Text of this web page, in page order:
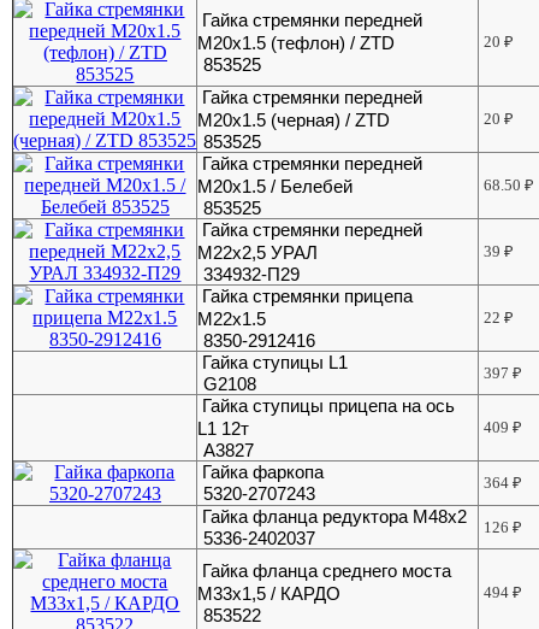
Гайка стремянки передней
М20х1.5 (тефлон) / ZTD
853525
20₽
Гайка стремянки передней
М20х1.5 (черная) / ZTD
853525
20₽
Гайка стремянки передней
М20х1.5 / Белебей
853525
68.50₽
Гайка стремянки передней
М22х2,5 УРАЛ
334932-П29
39₽
Гайка стремянки прицепа
М22х1.5
8350-2912416
22₽
Гайка ступицы L1
G2108
397₽
Гайка ступицы прицепа на ось
L1 12т
А3827
409₽
Гайка фаркопа
5320-2707243
364₽
Гайка фланца редуктора М48х2
5336-2402037
126₽
Гайка фланца среднего моста
М33х1,5 / КАРДО
853522
494₽